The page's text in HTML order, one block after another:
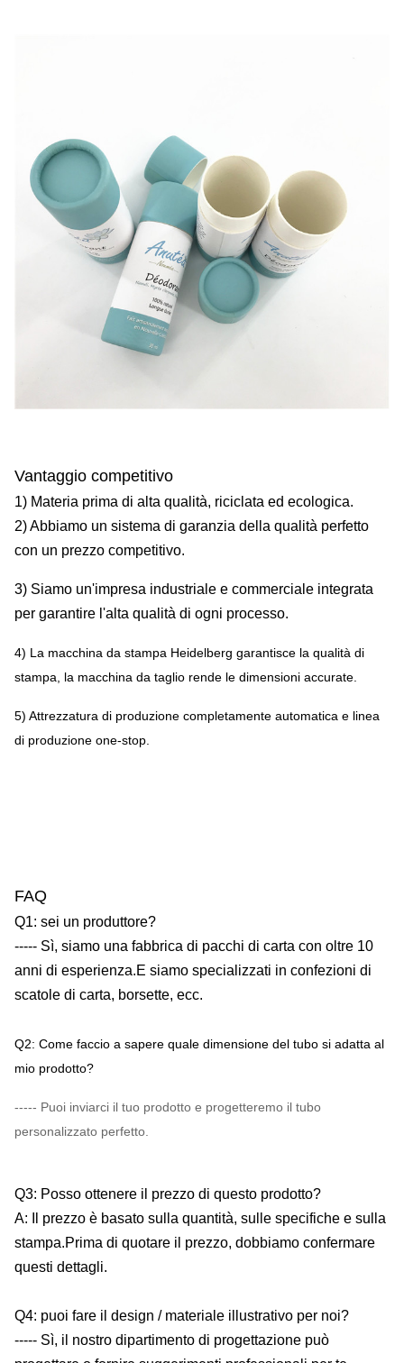
Vantaggio competitivo
1) Materia prima di alta qualità, riciclata ed ecologica.
2) Abbiamo un sistema di garanzia della qualità perfetto
con un prezzo competitivo.
3) Siamo un'impresa industriale e commerciale integrata
per garantire l'alta qualità di ogni processo.
4) La macchina da stampa Heidelberg garantisce la qualità di
stampa, la macchina da taglio rende le dimensioni accurate.
5) Attrezzatura di produzione completamente automatica e linea
di produzione one-stop.
FAQ
Q1: sei un produttore?
----- Sì, siamo una fabbrica di pacchi di carta con oltre 10
anni di esperienza.E siamo specializzati in confezioni di
scatole di carta, borsette, ecc.
Q2: Come faccio a sapere quale dimensione del tubo si adatta al
mio prodotto?
----- Puoi inviarci il tuo prodotto e progetteremo il tubo
personalizzato perfetto.
Q3: Posso ottenere il prezzo di questo prodotto?
A: Il prezzo è basato sulla quantità, sulle specifiche e sulla
stampa.Prima di quotare il prezzo, dobbiamo confermare
questi dettagli.
Q4: puoi fare il design / materiale illustrativo per noi?
----- Sì, il nostro dipartimento di progettazione può